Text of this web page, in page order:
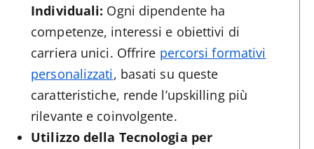
Individuali: Ogni dipendente ha
competenze, interessi e obiettivi di
carriera unici. Offrire percorsi formativi
personalizzati, basati su queste
caratteristiche, rende l’upskilling più
rilevante e coinvolgente.
Utilizzo della Tecnologia per